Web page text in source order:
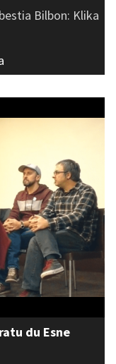
Bilbon: Klika
du Esne